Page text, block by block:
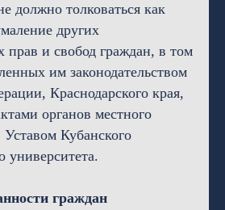
должно толковаться как
других
и свобод граждан, в том
им законодательством
Краснодарского края,
органов местного
Кубанского
университета.
граждан